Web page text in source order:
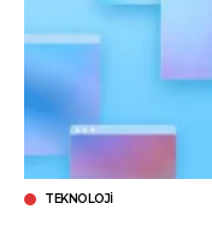
TEKNOLOJI